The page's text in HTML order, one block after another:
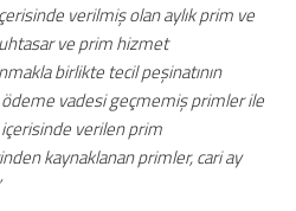
verilmiş olan aylık prim ve
ve prim hizmet
birlikte tecil peşinatının
vadesi geçmemiş primler ile
verilen prim
kaynaklanan primler, cari ay